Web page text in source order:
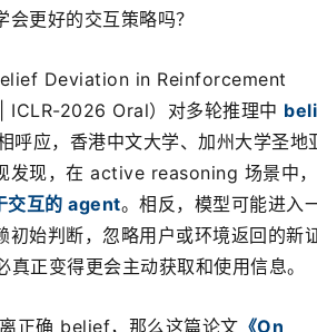
更好的交互策略吗？
Deviation in Reinforcement
2026 Oral）对多轮推理中
呼应，香港中文大学、加州大学圣地
发现，在 active reasoning 场景中，
交互的 agent。相反，模型可能进入
始判断，忽略用户或环境返回的新
正变得更会主动获取和使用信息。
正确 belief，那么这篇论文 《On